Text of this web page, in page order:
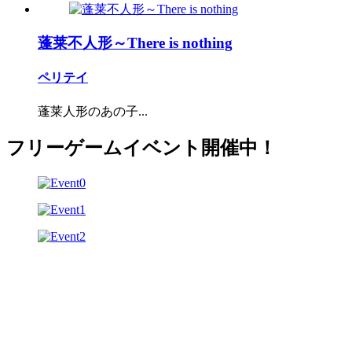
蓬莱不人形～There is nothing
ペリテイ
蓬莱人形のあの子...
フリーゲームイベント開催中！